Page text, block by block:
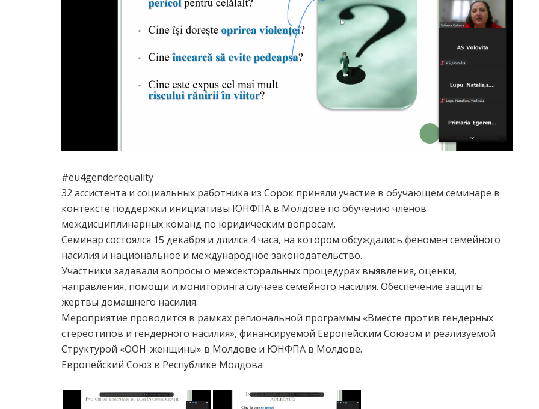
#eu4genderequality
32 ассистента и социальных работника из Сорок приняли участие в обучающем семинаре в
контексте поддержки инициативы ЮНФПА в Молдове по обучению членов
междисциплинарных команд по юридическим вопросам.
Семинар состоялся 15 декабря и длился 4 часа, на котором обсуждались феномен семейного
насилия и национальное и международное законодательство.
Участники задавали вопросы о межсекторальных процедурах выявления, оценки,
направления, помощи и мониторинга случаев семейного насилия. Обеспечение защиты
жертвы домашнего насилия.
Мероприятие проводится в рамках региональной программы «Вместе против гендерных
стереотипов и гендерного насилия», финансируемой Европейским Союзом и реализуемой
Структурой «ООН-женщины» в Молдове и ЮНФПА в Молдове.
Европейский Союз в Республике Молдова